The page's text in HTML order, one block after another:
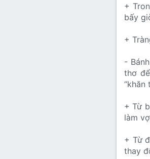
+
bấy
+
-
thơ
“khăn
+ Từ
làm
+ Từ
thay